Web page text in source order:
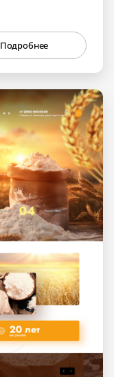
Подробнее